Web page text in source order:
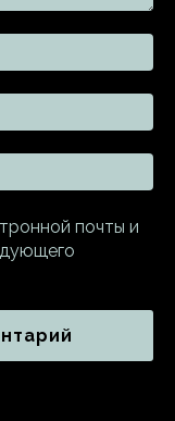
почты и